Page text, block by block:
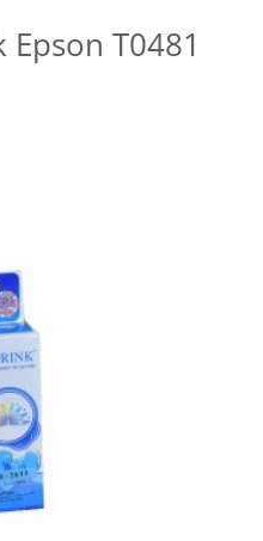
T0481